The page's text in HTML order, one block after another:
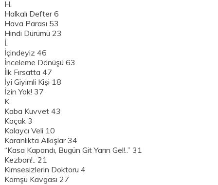
H.
Halkalı Defter 6
Hava Parası 53
Hindi Dürümü 23
İ.
İçindeyiz 46
İnceleme Dönüşü 63
İlk Fırsatta 47
İyi Giyimli Kişi 18
İzin Yok! 37
K.
Kaba Kuvvet 43
Kaçak 3
Kalaycı Veli 10
Karanlıkta Alkışlar 34
“Kasa Kapandı, Bugün Git Yarın Gel!..” 31
Kezban!.. 21
Kimsesizlerin Doktoru 4
Komşu Kavgası 27